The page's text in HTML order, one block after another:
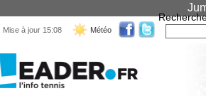
Mise à jour 15:08 Météo